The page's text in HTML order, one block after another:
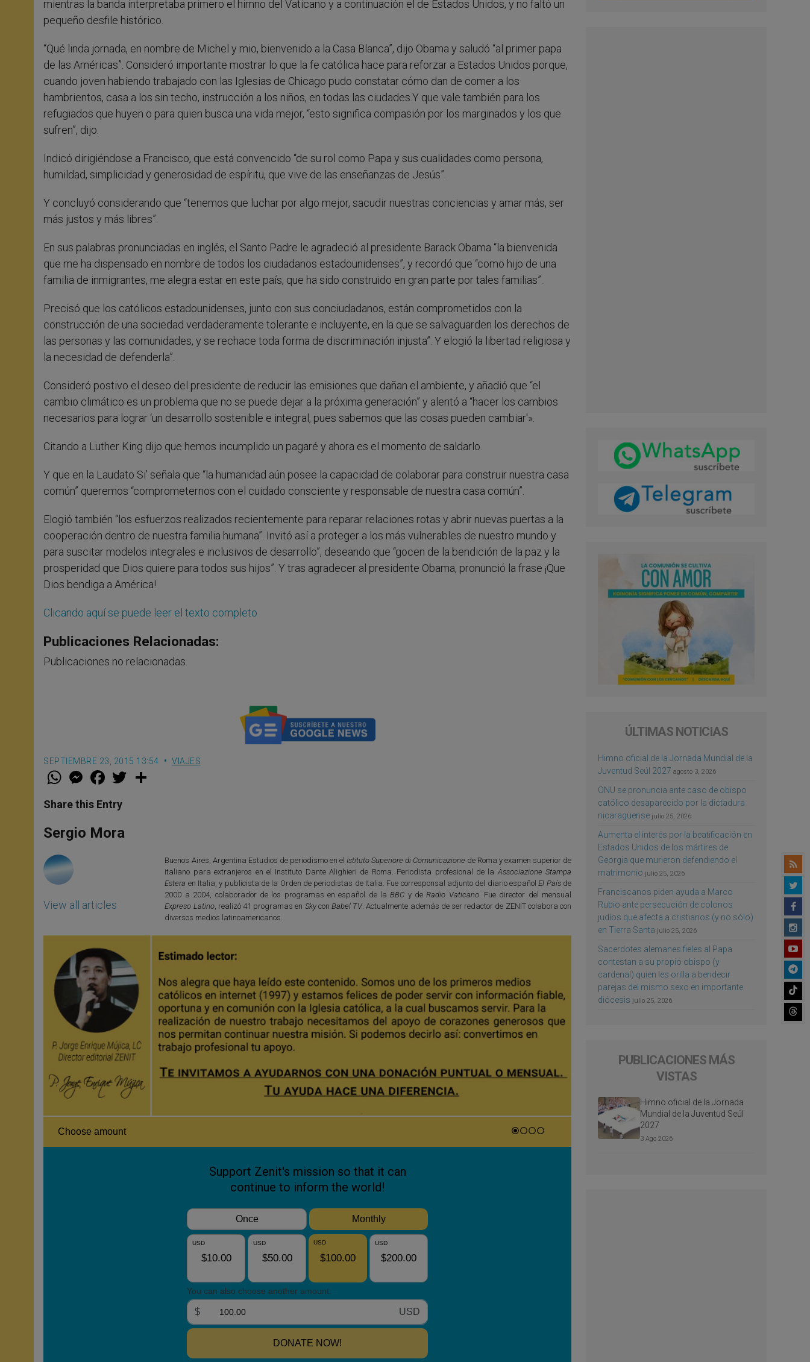
mientras la banda interpretaba primero el himno del Vaticano y a continuación el de Estados Unidos, y no faltó un
pequeño desfile histórico.
“Qué linda jornada, en nombre de Michel y mio, bienvenido a la Casa Blanca”, dijo Obama y saludó “al primer papa
de las Américas”. Consideró importante mostrar lo que la fe católica hace para reforzar a Estados Unidos porque,
cuando joven habiendo trabajado con las Iglesias de Chicago pudo constatar cómo dan de comer a los
hambrientos, casa a los sin techo, instrucción a los niños, en todas las ciudades.Y que vale también para los
refugiados que huyen o para quien busca una vida mejor, “esto significa compasión por los marginados y los que
sufren”, dijo.
Indicó dirigiéndose a Francisco, que está convencido “de su rol como Papa y sus cualidades como persona,
humildad, simplicidad y generosidad de espíritu, que vive de las enseñanzas de Jesús”.
Y concluyó considerando que “tenemos que luchar por algo mejor, sacudir nuestras conciencias y amar más, ser
más justos y más libres”.
En sus palabras pronunciadas en inglés, el Santo Padre le agradeció al presidente Barack Obama “la bienvenida
que me ha dispensado en nombre de todos los ciudadanos estadounidenses”, y recordó que “como hijo de una
familia de inmigrantes, me alegra estar en este país, que ha sido construido en gran parte por tales familias”.
Precisó que los católicos estadounidenses, junto con sus conciudadanos, están comprometidos con la
construcción de una sociedad verdaderamente tolerante e incluyente, en la que se salvaguarden los derechos de
las personas y las comunidades, y se rechace toda forma de discriminación injusta”. Y elogió la libertad religiosa y
la necesidad de defenderla”.
Consideró postivo el deseo del presidente de reducir las emisiones que dañan el ambiente, y añadió que “el
cambio climático es un problema que no se puede dejar a la próxima generación” y alentó a “hacer los cambios
necesarios para lograr ‘un desarrollo sostenible e integral, pues sabemos que las cosas pueden cambiar'».
Citando a Luther King dijo que hemos incumplido un pagaré y ahora es el momento de saldarlo.
Y que en la Laudato Si’ señala que “la humanidad aún posee la capacidad de colaborar para construir nuestra casa
común” queremos “comprometernos con el cuidado consciente y responsable de nuestra casa común”.
Elogió también “los esfuerzos realizados recientemente para reparar relaciones rotas y abrir nuevas puertas a la
cooperación dentro de nuestra familia humana”. Invitó así a proteger a los más vulnerables de nuestro mundo y
para suscitar modelos integrales e inclusivos de desarrollo”, deseando que “gocen de la bendición de la paz y la
prosperidad que Dios quiere para todos sus hijos”. Y tras agradecer al presidente Obama, pronunció la frase ¡Que
Dios bendiga a América!
Clicando aquí se puede leer el texto completo
Publicaciones Relacionadas:
Publicaciones no relacionadas.
SEPTIEMBRE 23, 2015 13:54 VIAJES
W
t
s
p
p
M
e
s
e
g
e
F
a
e
b
o
k
w
Share this Entry
Sergio Mora
View all articles
Buenos Aires, Argentina Estudios de periodismo en el Istituto Superiore di Comunicazione de Roma y examen superior de
italiano para extranjeros en el Instituto Dante Alighieri de Roma. Periodista profesional de la Associazione Stampa
Estera en Italia, y publicista de la Orden de periodistas de Italia. Fue corresponsal adjunto del diario españolEl Paísde
2000 a 2004, colaborador de los programas en español de laBBC y deRadio Vaticano. Fue director del mensual
Expreso Latino, realizó 41 programas en Skycon Babel TV . Actualmente además de ser redactor de ZENIT colabora con
diversos medios latinoamericanos.
ÚLTIMAS NOTICIAS
Himno oficial de la Jornada Mundial de la
Juventud Seúl 2027 agosto 3, 2026
ONU se pronuncia ante caso de obispo
católico desaparecido por la dictadura
nicaragüense julio 25, 2026
Aumenta el interés por la beatificación en
Estados Unidos de los mártires de
Georgia que murieron defendiendo el
matrimonio julio 25, 2026
Franciscanos piden ayuda a Marco
Rubio ante persecución de colonos
judíos que afecta a cristianos (y no sólo)
en Tierra Santa julio 25, 2026
Sacerdotes alemanes fieles al Papa
contestan a su propio obispo (y
cardenal) quien les orilla a bendecir
parejas del mismo sexo en importante
diócesis julio 25, 2026
PUBLICACIONES MÁS
VISTAS
Himno oficial de la Jornada
Mundial de la Juventud Seúl
2027
3 Ago 2026